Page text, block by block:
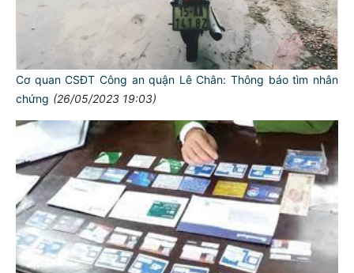
Cơ quan CSĐT Công an quận Lê Chân: Thông báo tìm nhân
chứng (26/05/2023 19:03)